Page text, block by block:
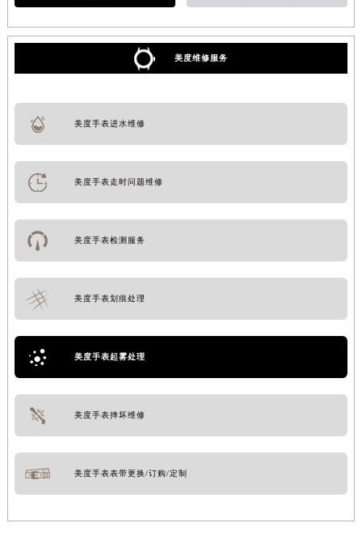
美度维修服务
美度手表进水维修
美度手表走时问题维修
美度手表检测服务
美度手表划痕处理
美度手表起雾处理
美度手表摔坏维修
美度手表表带更换/订购/定制